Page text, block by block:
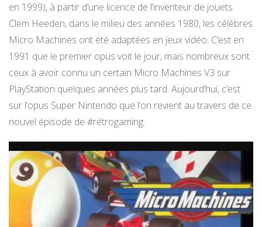
en 1999), à partir d’une licence de l’inventeur de jouets
Clem Heeden, dans le milieu des années 1980, les célèbres
Micro Machines ont été adaptées en jeux vidéo. C’est en
1991 que le premier opus voit le jour, mais nombreux sont
ceux à avoir connu un certain Micro Machines V3 sur
PlayStation quelques années plus tard. Aujourd’hui, c’est
sur l’opus Super Nintendo que l’on revient au travers de ce
nouvel épisode de #rétrogaming.